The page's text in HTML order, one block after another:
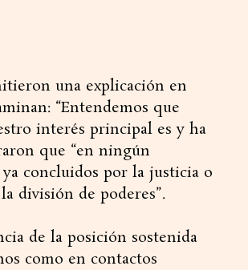
una explicación en
“Entendemos que
interés principal es y ha
que “en ningún
concluidos por la justicia o
división de poderes”.
de la posición sostenida
como en contactos